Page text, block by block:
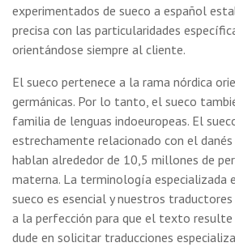
experimentados de sueco a español
precisa con las particularidades
orientándose siempre al cliente.
El sueco pertenece a la rama nórdica
germánicas. Por lo tanto, el sueco
familia de lenguas indoeuropeas. El
estrechamente relacionado con el
hablan alrededor de 10,5 millones de
materna. La terminología especializada
sueco es esencial y nuestros
a la perfección para que el texto
dude en solicitar traducciones